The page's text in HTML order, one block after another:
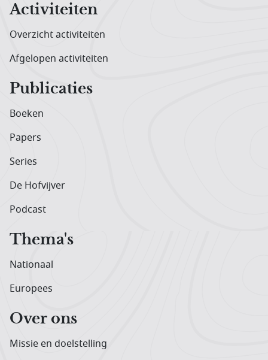
Activiteiten
Overzicht activiteiten
Afgelopen activiteiten
Publicaties
Boeken
Papers
Series
De Hofvijver
Podcast
Thema's
Nationaal
Europees
Over ons
Missie en doelstelling